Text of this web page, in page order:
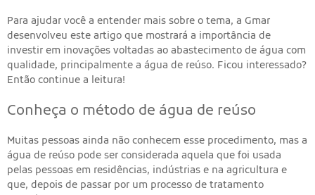
Para ajudar você a entender mais sobre o tema, a Gmar
desenvolveu este artigo que mostrará a importância de
investir em inovações voltadas ao abastecimento de água com
qualidade, principalmente a água de reúso. Ficou interessado?
Então continue a leitura!
Conheça o método de água de reúso
Muitas pessoas ainda não conhecem esse procedimento, mas a
água de reúso pode ser considerada aquela que foi usada
pelas pessoas em residências, indústrias e na agricultura e
que, depois de passar por um processo de tratamento